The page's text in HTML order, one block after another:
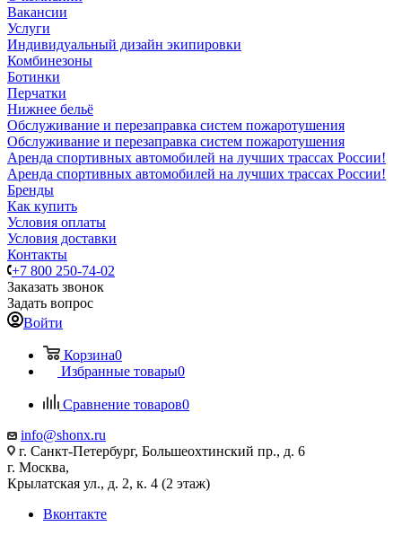
Вакансии
Услуги
Индивидуальный дизайн экипировки
Комбинезоны
Ботинки
Перчатки
Нижнее бельё
Обслуживание и перезаправка систем пожаротушения
Обслуживание и перезаправка систем пожаротушения
Аренда спортивных автомобилей на лучших трассах России!
Аренда спортивных автомобилей на лучших трассах России!
Бренды
Как купить
Условия оплаты
Условия доставки
Контакты
+7 800 250-74-02
Заказать звонок
Задать вопрос
Войти
Корзина0
Избранные товары0
Сравнение товаров0
info@shonx.ru
г. Санкт-Петербург, Большеохтинский пр., д. 6
г. Москва,
Крылатская ул., д. 2, к. 4 (2 этаж)
Вконтакте